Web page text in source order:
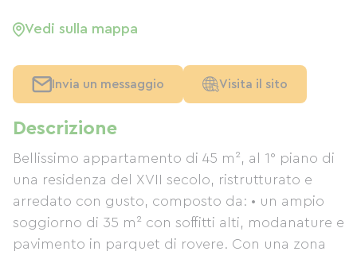
Descrizione
Bellissimo appartamento di 45 m², al 1° piano di
una residenza del XVII secolo, ristrutturato e
arredato con gusto, composto da: • un ampio
soggiorno di 35 m² con soffitti alti, modanature e
pavimento in parquet di rovere. Con una zona
Vedi sulla mappa
Invia un messaggio Visita il sito